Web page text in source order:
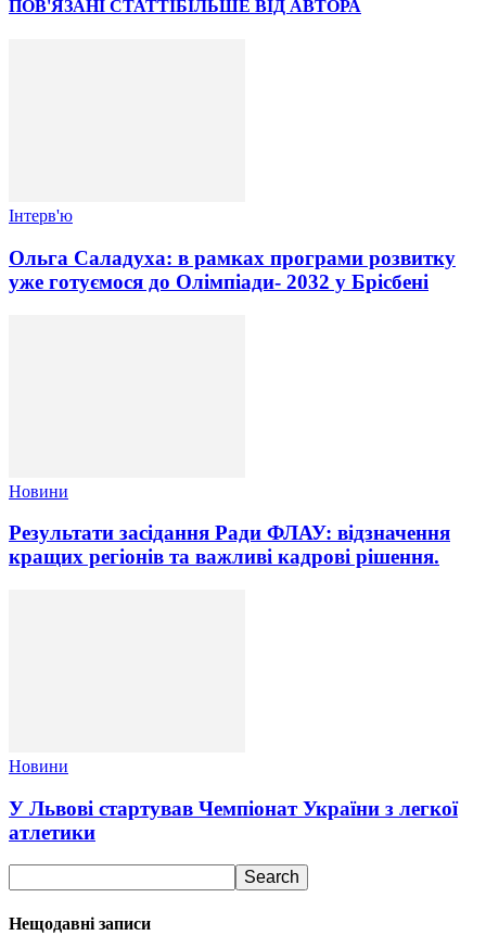
ПОВ'ЯЗАНІ СТАТТІБІЛЬШЕ ВІД АВТОРА
Інтерв'ю
Ольга Саладуха: в рамках програми розвитку
уже готуємося до Олімпіади- 2032 у Брісбені
Новини
Результати засідання Ради ФЛАУ: відзначення
кращих регіонів та важливі кадрові рішення.
Новини
У Львові стартував Чемпіонат України з легкої
атлетики
Нещодавні записи